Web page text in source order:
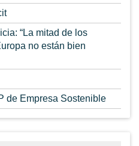
“La mitad de los
no están bien
de Empresa Sostenible